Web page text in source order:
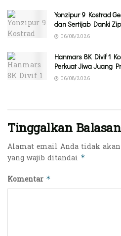
Yonzipur 9 Kostrad
dan Sertijab Danki
06/08/2026
Hanmars 8K Divif 1
Perkuat Jiwa Juang
06/08/2026
Tinggalkan Balasan
Alamat email Anda tidak
yang wajib ditandai *
Komentar *